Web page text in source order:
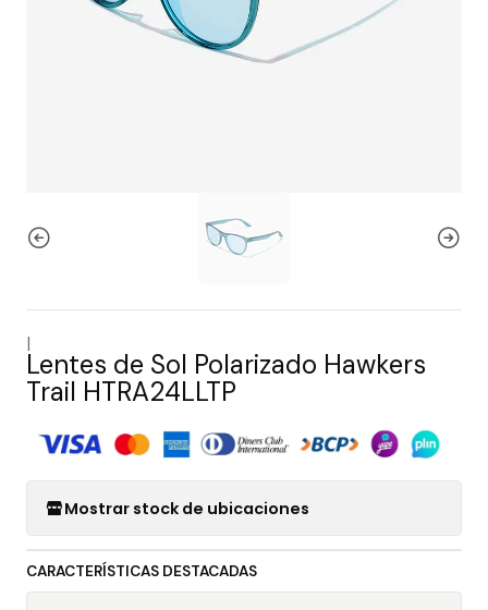
|
Lentes de Sol Polarizado Hawkers
Trail HTRA24LLTP
Mostrar stock de ubicaciones
CARACTERÍSTICAS DESTACADAS